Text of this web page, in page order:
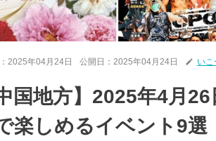
2025年04月24日 公開日： 2025年04月24日 い
中国地方】2025年4月
楽しめるイベント9選